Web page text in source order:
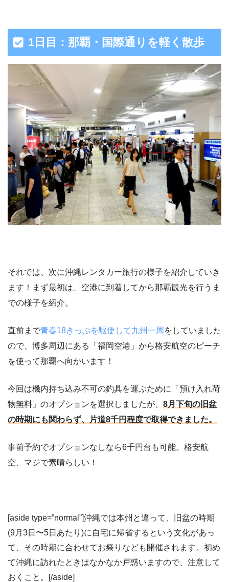
1日目：那覇・国際通りを軽く散歩
それでは、次に沖縄レンタカー旅行の様子を紹介していき
ます！まず最初は、空港に到着してから那覇観光を行うま
での様子を紹介。
直前まで青春18きっぷを駆使して九州一周 をしていました
ので、博多周辺にある「福岡空港」から格安航空のピーチ
を使って那覇へ向かいます！
今回は機内持ち込み不可の釣具を運ぶために「預け入れ荷
物無料」のオプションを選択しましたが、 8月下旬の旧盆
の時期にも関わらず、片道8千円程度で取得できました。
事前予約でオプションなしなら6千円台も可能。格安航
空、マジで素晴らしい！
[aside type=”normal”]沖縄では本州と違って、旧盆の時期
(9月3日〜5日あたり)に自宅に帰省するという文化があっ
て、その時期に合わせてお祭りなども開催されます。初め
て沖縄に訪れたときはなかなか戸惑いますので、注意して
おくこと。[/aside]